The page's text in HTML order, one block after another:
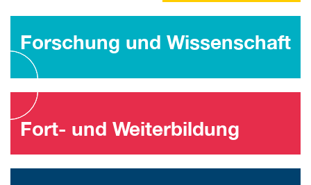
Forschung und Wissenschaft
Fort- und Weiterbildung